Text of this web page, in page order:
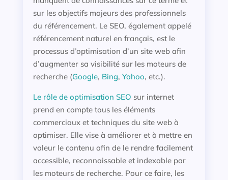
sur les objectifs majeurs des professionnels
du référencement. Le SEO, également appelé
référencement naturel en français, est le
processus d’optimisation d’un site web afin
d’augmenter sa visibilité sur les moteurs de
recherche (Google, Bing, Yahoo, etc.).
Le rôle de optimisation SEO sur internet
prend en compte tous les éléments
commerciaux et techniques du site web à
optimiser. Elle vise à améliorer et à mettre en
valeur le contenu afin de le rendre facilement
accessible, reconnaissable et indexable par
les moteurs de recherche. Pour ce faire, les